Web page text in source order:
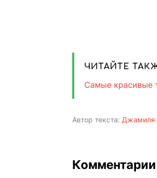
ЧИТАЙТЕ
Самые красивые
Автор текста: Джамиля
Комментарии